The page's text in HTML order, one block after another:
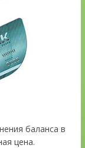
баланса в
цена.